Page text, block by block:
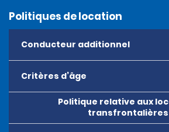
Politiques de location
Conducteur additionnel
Critères d’âge
Politique relative aux
transfrontalières